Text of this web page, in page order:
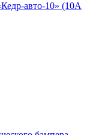
авто-10» (10A